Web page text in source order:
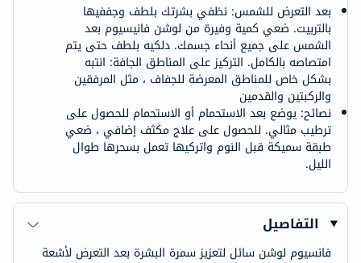
بعد التعرض للشمس: نظفي بشرتك بلطف وجففيها
بالتربيت. ضعي كمية وفيرة من لوشن فانيسيوم بعد
الشمس على جميع أنحاء جسمك. دلكيه بلطف حتى يتم
امتصاصه بالكامل. التركيز على المناطق الجافة: انتبه
بشكل خاص للمناطق المعرضة للجفاف ، مثل المرفقين
والركبتين والقدمين
نصائح: يوضع بعد الاستحمام أو الاستحمام للحصول على
ترطيب مثالي. للحصول على علاج مكثف إضافي ، ضعي
طبقة سميكة قبل النوم واتركيها تعمل بسحرها طوال
الليل.
التفاصيل
فانسيوم لوشن سائل لتعزيز سمرة البشرة بعد التعرض لأشعة